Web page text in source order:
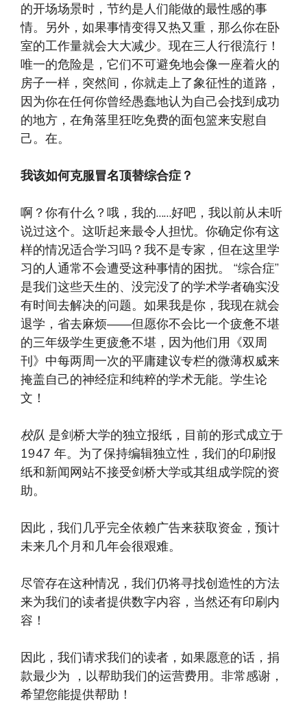
的开场场景时，节约是人们能做的最性感的事
情。另外，如果事情变得又热又重，那么你在卧
室的工作量就会大大减少。现在三人行很流行！
唯一的危险是，它们不可避免地会像一座着火的
房子一样，突然间，你就走上了象征性的道路，
因为你在任何你曾经愚蠢地认为自己会找到成功
的地方，在角落里狂吃免费的面包篮来安慰自
己。在。
我该如何克服冒名顶替综合症？
啊？你有什么？哦，我的……好吧，我以前从未听
说过这个。这听起来最令人担忧。你确定你有这
样的情况适合学习吗？我不是专家，但在这里学
习的人通常不会遭受这种事情的困扰。 “综合症”
是我们这些天生的、没完没了的学术学者确实没
有时间去解决的问题。如果我是你，我现在就会
退学，省去麻烦——但愿你不会比一个疲惫不堪
的三年级学生更疲惫不堪，因为他们用《双周
刊》中每两周一次的平庸建议专栏的微薄权威来
掩盖自己的神经症和纯粹的学术无能。学生论
文！
校队 是剑桥大学的独立报纸，目前的形式成立于
1947 年。为了保持编辑独立性，我们的印刷报
纸和新闻网站不接受剑桥大学或其组成学院的资
助。
因此，我们几乎完全依赖广告来获取资金，预计
未来几个月和几年会很艰难。
尽管存在这种情况，我们仍将寻找创造性的方法
来为我们的读者提供数字内容，当然还有印刷内
容！
因此，我们请求我们的读者，如果愿意的话，捐
款最少为 ，以帮助我们的运营费用。非常感谢，
希望您能提供帮助！